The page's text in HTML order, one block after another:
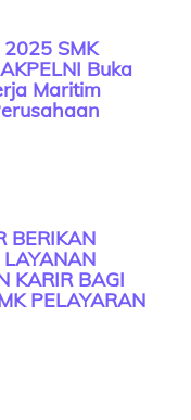
SMK
Buka
Maritim
BERIKAN
KARIR BAGI
PELAYARAN